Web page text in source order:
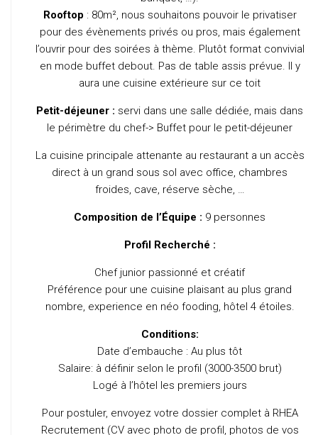
Rooftop : 80m², nous souhaitons pouvoir le privatiser
pour des évènements privés ou pros, mais également
l’ouvrir pour des soirées à thème. Plutôt format convivial
en mode buffet debout. Pas de table assis prévue. Il y
aura une cuisine extérieure sur ce toit
Petit-déjeuner : servi dans une salle dédiée, mais dans
le périmètre du chef-> Buffet pour le petit-déjeuner
La cuisine principale attenante au restaurant a un accès
direct à un grand sous sol avec office, chambres
froides, cave, réserve sèche, …
Composition de l’Équipe : 9 personnes
Profil Recherché :
Chef junior passionné et créatif
Préférence pour une cuisine plaisant au plus grand
nombre, experience en néo fooding, hôtel 4 étoiles.
Conditions:
Date d’embauche : Au plus tôt
Salaire: à définir selon le profil (3000-3500 brut)
Logé à l’hôtel les premiers jours
Pour postuler, envoyez votre dossier complet à RHEA
Recrutement (CV avec photo de profil, photos de vos